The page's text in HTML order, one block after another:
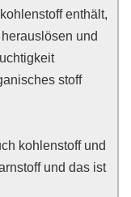
enthält,
und
stoff
kohlenstoff und
und das ist